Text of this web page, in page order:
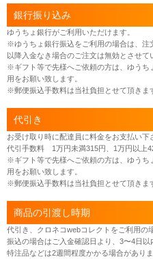
銀行振り込み
ゆうちょ銀行がご利用いただけます。
※ゆうちょ銀行振込をご利用の場合は、注
以降入金なき場合のご注文は無効とさせて
※ギフト等で先様へご依頼の方は、ゆうち
用をお願い致します。
※郵便振込手数料は当社負担とせて頂きま
代引き
お受け取り時に配達員に料金をお支払い下
代引手数料 1万円未満315円、1万円以上
※ギフト等で先様へご依頼の方は、ゆうち
用をお願い致します。
※郵便振込手数料は当社負担とせて頂きま
商品の引渡し時期
代引き、クロネコwebコレクトをご利用の
振込の場合はご入金確認日より、3〜4日以
特注品などは2週間程度かかる場合がありま